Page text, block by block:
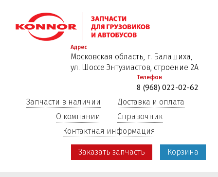
к
основному
Адрес
Московская область, г. Балашиха,
ул. Шоссе Энтузиастов, строение 2А
Телефон
8 (968) 022-02-62
Запчасти в наличии
Доставка и оплата
О компании
Справочник
Контактная информация
Заказать запчасть Корзина